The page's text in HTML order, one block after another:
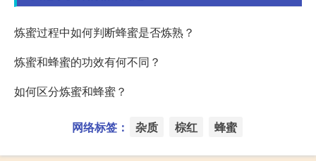
炼蜜过程中如何判断蜂蜜是否炼熟？
炼蜜和蜂蜜的功效有何不同？
如何区分炼蜜和蜂蜜？
网络标签： 杂质 棕红 蜂蜜